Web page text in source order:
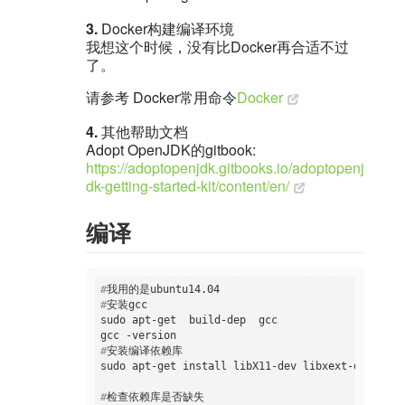
3.Docker构建编译环境
我想这个时候，没有比Docker再合适不过
了。
请参考 Docker常用命令Docker
4.其他帮助文档
Adopt OpenJDK的gitbook:
https://adoptopenjdk.gitbooks.io/adoptopenj
dk-getting-started-kit/content/en/
编译
#我用的是ubuntu14.04
#安装gcc
sudo apt-get  build-dep  gcc
gcc -version
#安装编译依赖库
#检查依赖库是否缺失